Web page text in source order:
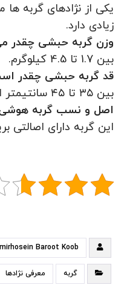
یکی از نژادهای گربه ها
زیادی دارد.
وزن گربه حبشی چقدر
بین 1.7 تا 4.5 کیلوگرم.
قد گربه حبشی چقدر
بین ۳۵ تا ۴۵ سانتیمتر ارتفاع قدش است.
اصل و نسب گربه
این گربه دارای اصالتی
Baroot Koob
گربه معرفی نژادها